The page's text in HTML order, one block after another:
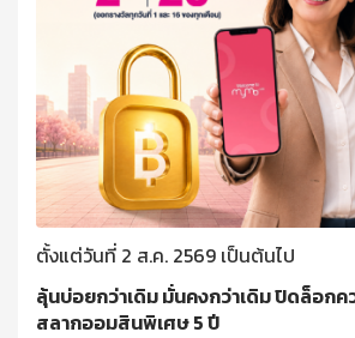
ตั้งแต่วันที่ 2 ส.ค. 2569 เป็นต้นไป
ลุ้นบ่อยกว่าเดิม มั่นคงกว่าเดิม ปิดล็อกค
สลากออมสินพิเศษ 5 ปี